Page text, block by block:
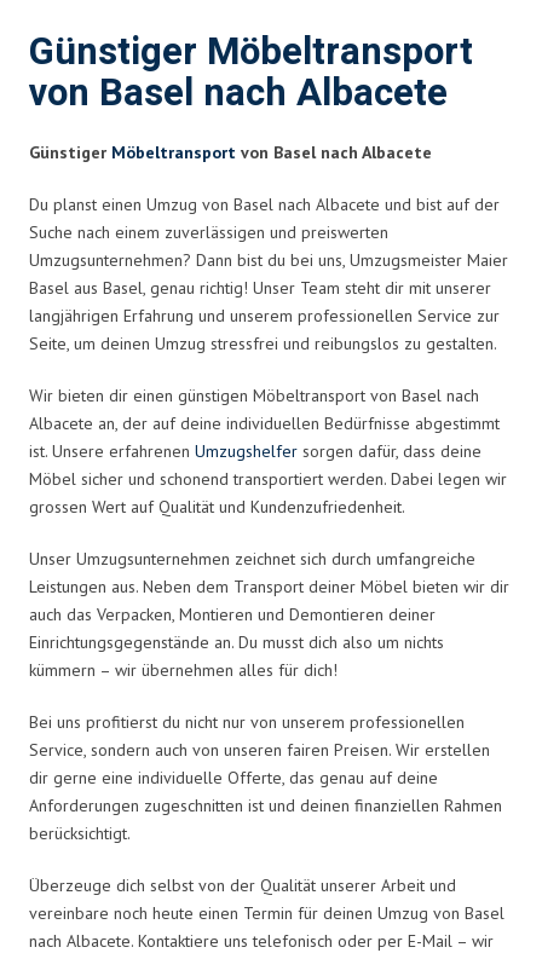
Günstiger Möbeltransport
von Basel nach Albacete
Günstiger Möbeltransport von Basel nach Albacete
Du planst einen Umzug von Basel nach Albacete und bist auf der
Suche nach einem zuverlässigen und preiswerten
Umzugsunternehmen? Dann bist du bei uns, Umzugsmeister Maier
Basel aus Basel, genau richtig! Unser Team steht dir mit unserer
langjährigen Erfahrung und unserem professionellen Service zur
Seite, um deinen Umzug stressfrei und reibungslos zu gestalten.
Wir bieten dir einen günstigen Möbeltransport von Basel nach
Albacete an, der auf deine individuellen Bedürfnisse abgestimmt
ist. Unsere erfahrenen Umzugshelfer sorgen dafür, dass deine
Möbel sicher und schonend transportiert werden. Dabei legen wir
grossen Wert auf Qualität und Kundenzufriedenheit.
Unser Umzugsunternehmen zeichnet sich durch umfangreiche
Leistungen aus. Neben dem Transport deiner Möbel bieten wir dir
auch das Verpacken, Montieren und Demontieren deiner
Einrichtungsgegenstände an. Du musst dich also um nichts
kümmern – wir übernehmen alles für dich!
Bei uns profitierst du nicht nur von unserem professionellen
Service, sondern auch von unseren fairen Preisen. Wir erstellen
dir gerne eine individuelle Offerte, das genau auf deine
Anforderungen zugeschnitten ist und deinen finanziellen Rahmen
berücksichtigt.
Überzeuge dich selbst von der Qualität unserer Arbeit und
vereinbare noch heute einen Termin für deinen Umzug von Basel
nach Albacete. Kontaktiere uns telefonisch oder per E-Mail – wir